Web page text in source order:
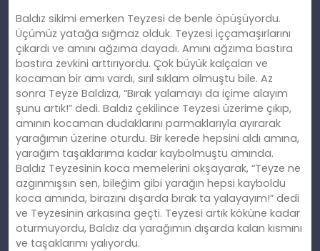
Baldız sikimi emerken Teyzesi de benle öpüşüyordu.
Üçümüz yatağa sığmaz olduk. Teyzesi iççamaşırlarını
çıkardı ve amını ağzıma dayadı. Amını ağzıma bastıra
bastıra zevkini arttırıyordu. Çok büyük kalçaları ve
kocaman bir amı vardı, sırıl sıklam olmuştu bile. Az
sonra Teyze Baldıza, “Bırak yalamayı da içime alayım
şunu artık!” dedi. Baldız çekilince Teyzesi üzerime çıkıp,
amının kocaman dudaklarını parmaklarıyla ayırarak
yarağımın üzerine oturdu. Bir kerede hepsini aldı amına,
yarağım taşaklarıma kadar kaybolmuştu amında.
Baldız Teyzesinin koca memelerini okşayarak, “Teyze ne
azgınmışsın sen, bileğim gibi yarağın hepsi kayboldu
koca amında, birazını dışarda bırak ta yalayayım!” dedi
ve Teyzesinin arkasına geçti. Teyzesi artık köküne kadar
oturmuyordu, Baldız da yarağımın dışarda kalan kısmını
ve taşaklarımı yalıyordu.